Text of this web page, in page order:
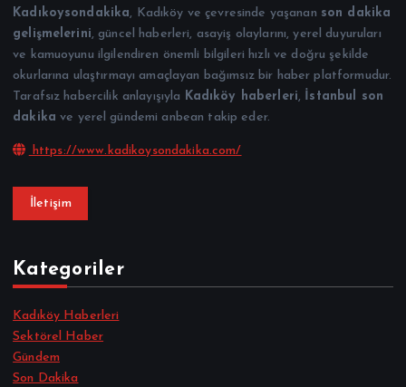
Kadıkoysondakika, Kadıköy ve çevresinde yaşanan son dakika
gelişmelerini, güncel haberleri, asayiş olaylarını, yerel duyuruları
ve kamuoyunu ilgilendiren önemli bilgileri hızlı ve doğru şekilde
okurlarına ulaştırmayı amaçlayan bağımsız bir haber platformudur.
Tarafsız habercilik anlayışıyla Kadıköy haberleri,
İstanbul son
dakika ve yerel gündemi anbean takip eder.
https://www.kadikoysondakika.com/
İletişim
Kategoriler
Kadıköy Haberleri
Sektörel Haber
Gündem
Son Dakika